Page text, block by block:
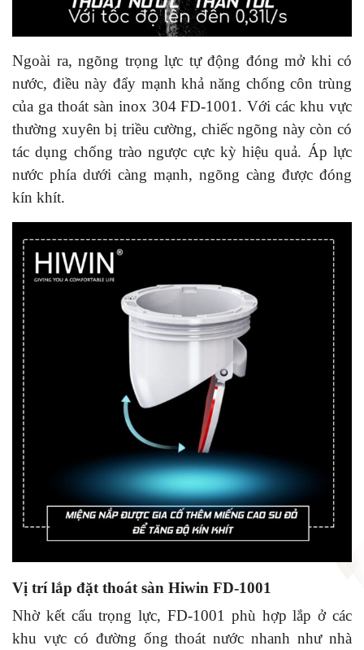
Ngoài ra, ngõng trọng lực tự động đóng mở khi có
nước, điều này đẩy mạnh khả năng chống côn trùng
của ga thoát sàn inox 304 FD-1001. Với các khu vực
thường xuyên bị triều cường, chiếc ngõng này còn có
tác dụng chống trào ngược cực kỳ hiệu quả. Áp lực
nước phía dưới càng mạnh, ngõng càng được đóng
kín khít.
Vị trí lắp đặt thoát sàn Hiwin FD-1001
Nhờ kết cấu trọng lực, FD-1001 phù hợp lắp ở các
khu vực có đường ống thoát nước nhanh như nhà